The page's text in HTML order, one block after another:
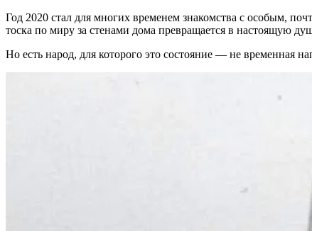
Год 2020 стал для многих временем знакомства с особым,
тоска по миру за стенами дома превращается в настоящую
Но есть народ, для которого это состояние — не временная